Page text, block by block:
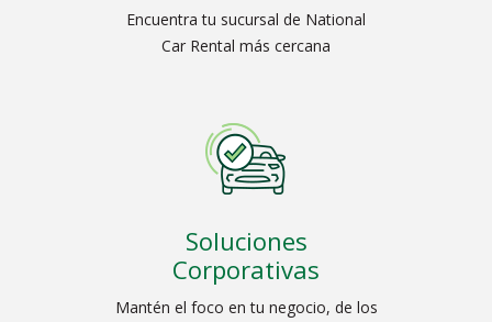
Encuentra tu sucursal de National
Car Rental más cercana
Soluciones
Corporativas
Mantén el foco en tu negocio, de los